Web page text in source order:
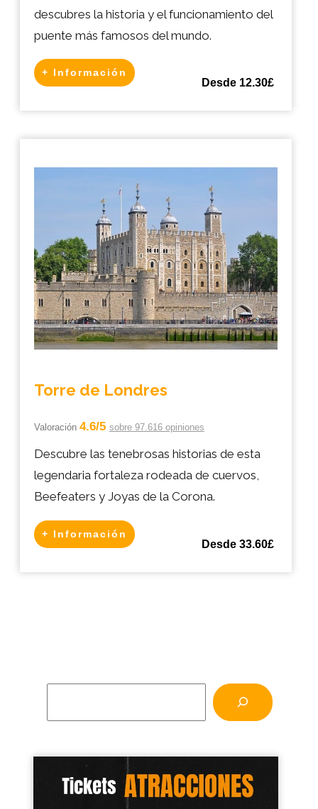
descubres la historia y el funcionamiento del
puente más famosos del mundo.
+ Información
Desde 12.30£
Torre de Londres
Valoración 4.6/5 sobre 97.616 opiniones
Descubre las tenebrosas historias de esta
legendaria fortaleza rodeada de cuervos,
Beefeaters y Joyas de la Corona.
+ Información
Desde 33.60£